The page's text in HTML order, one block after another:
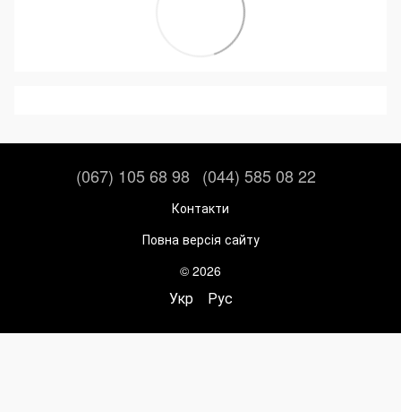
(067) 105 68 98 (044) 585 08 22
Контакти
Повна версія сайту
© 2026
Укр Рус